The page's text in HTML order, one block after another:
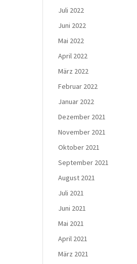
Juli 2022
Juni 2022
Mai 2022
April 2022
März 2022
Februar 2022
Januar 2022
Dezember 2021
November 2021
Oktober 2021
September 2021
August 2021
Juli 2021
Juni 2021
Mai 2021
April 2021
März 2021